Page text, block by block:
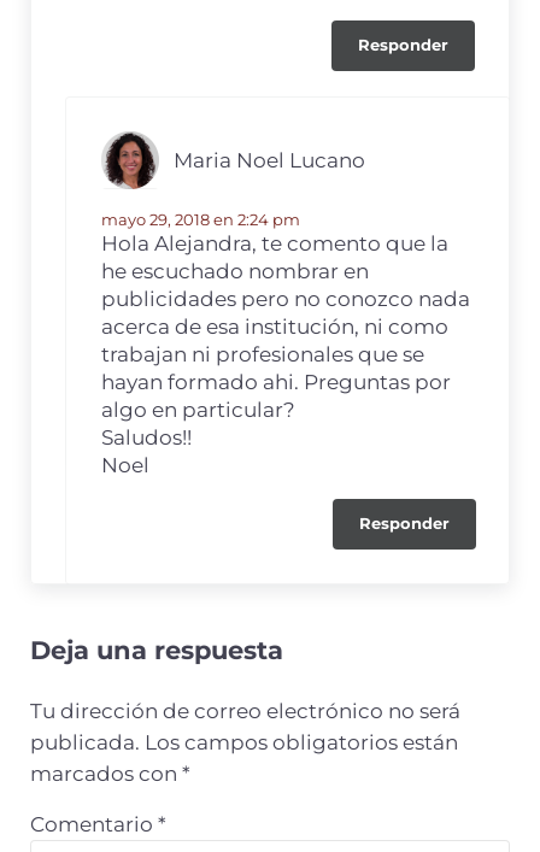
Responder
Maria Noel Lucano
mayo 29, 2018 en 2:24 pm
Hola Alejandra, te comento que la
he escuchado nombrar en
publicidades pero no conozco nada
acerca de esa institución, ni como
trabajan ni profesionales que se
hayan formado ahi. Preguntas por
algo en particular?
Saludos!!
Noel
Responder
Deja una respuesta
Tu dirección de correo electrónico no será
publicada. Los campos obligatorios están
marcados con *
Comentario *